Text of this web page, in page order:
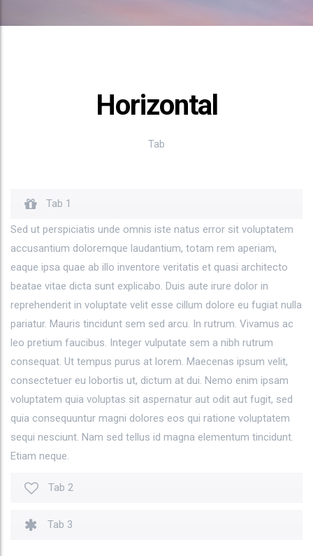
Horizontal
Tab
Tab 1
Sed ut perspiciatis unde omnis iste natus error sit voluptatem
accusantium doloremque laudantium, totam rem aperiam,
eaque ipsa quae ab illo inventore veritatis et quasi architecto
beatae vitae dicta sunt explicabo. Duis aute irure dolor in
reprehenderit in voluptate velit esse cillum dolore eu fugiat nulla
pariatur. Mauris tincidunt sem sed arcu. In rutrum. Vivamus ac
leo pretium faucibus. Integer vulputate sem a nibh rutrum
consequat. Ut tempus purus at lorem. Maecenas ipsum velit,
consectetuer eu lobortis ut, dictum at dui. Nemo enim ipsam
voluptatem quia voluptas sit aspernatur aut odit aut fugit, sed
quia consequuntur magni dolores eos qui ratione voluptatem
sequi nesciunt. Nam sed tellus id magna elementum tincidunt.
Etiam neque.
Tab 2
Tab 3